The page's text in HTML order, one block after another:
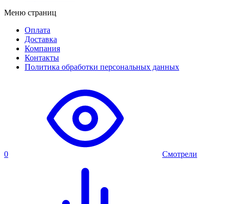
Меню страниц
Оплата
Доставка
Компания
Контакты
Политика обработки персональных данных
0 Смотрели